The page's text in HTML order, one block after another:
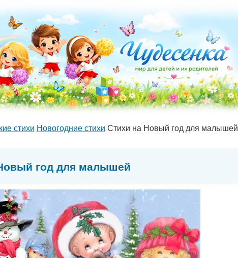
стихи Новогодние стихи Стихи на Новый год для малышей
год для малышей